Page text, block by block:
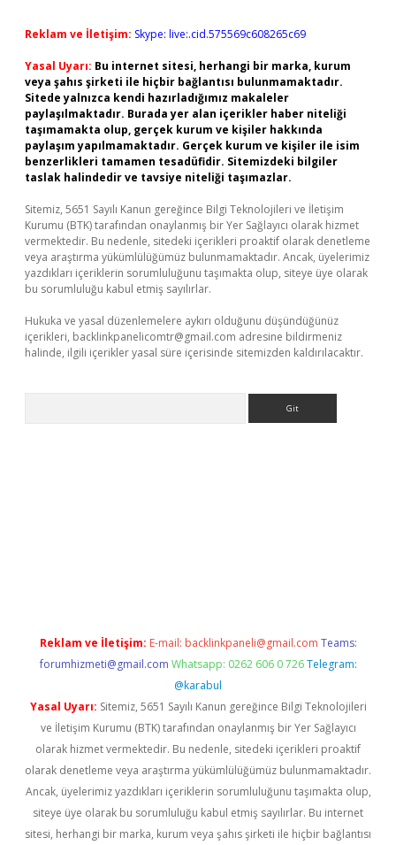
Reklam ve İletişim: Skype: live:.cid.575569c608265c69
Yasal Uyarı: Bu internet sitesi, herhangi bir marka, kurum
veya şahıs şirketi ile hiçbir bağlantısı bulunmamaktadır.
Sitede yalnızca kendi hazırladığımız makaleler
paylaşılmaktadır. Burada yer alan içerikler haber niteliği
taşımamakta olup, gerçek kurum ve kişiler hakkında
paylaşım yapılmamaktadır. Gerçek kurum ve kişiler ile isim
benzerlikleri tamamen tesadüfidir. Sitemizdeki bilgiler
taslak halindedir ve tavsiye niteliği taşımazlar.
Sitemiz, 5651 Sayılı Kanun gereğince Bilgi Teknolojileri ve İletişim
Kurumu (BTK) tarafından onaylanmış bir Yer Sağlayıcı olarak hizmet
vermektedir. Bu nedenle, sitedeki içerikleri proaktif olarak denetleme
veya araştırma yükümlülüğümüz bulunmamaktadır. Ancak, üyelerimiz
yazdıkları içeriklerin sorumluluğunu taşımakta olup, siteye üye olarak
bu sorumluluğu kabul etmiş sayılırlar.
Hukuka ve yasal düzenlemelere aykırı olduğunu düşündüğünüz
içerikleri, backlinkpanelicomtr@gmail.com adresine bildirmeniz
halinde, ilgili içerikler yasal süre içerisinde sitemizden kaldırılacaktır.
Reklam ve İletişim: E-mail: backlinkpaneli@gmail.com Teams:
forumhizmeti@gmail.com Whatsapp: 0262 606 0 726 Telegram:
@karabul
Yasal Uyarı: Sitemiz, 5651 Sayılı Kanun gereğince Bilgi Teknolojileri
ve İletişim Kurumu (BTK) tarafından onaylanmış bir Yer Sağlayıcı
olarak hizmet vermektedir. Bu nedenle, sitedeki içerikleri proaktif
olarak denetleme veya araştırma yükümlülüğümüz bulunmamaktadır.
Ancak, üyelerimiz yazdıkları içeriklerin sorumluluğunu taşımakta olup,
siteye üye olarak bu sorumluluğu kabul etmiş sayılırlar. Bu internet
sitesi, herhangi bir marka, kurum veya şahıs şirketi ile hiçbir bağlantısı